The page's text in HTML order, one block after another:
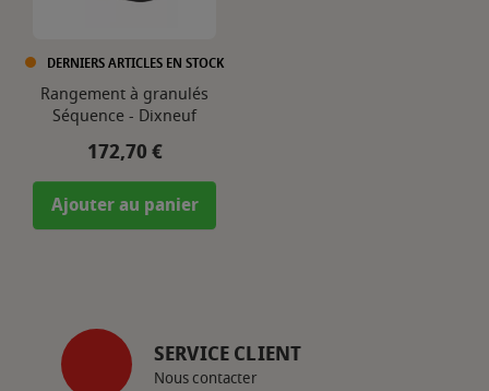
DERNIERS ARTICLES EN STOCK
Rangement à granulés
Séquence - Dixneuf
Prix
172,70 €
Ajouter au panier
SERVICE CLIENT
Nous contacter